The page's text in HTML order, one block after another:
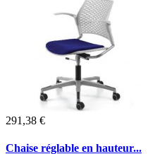
291,38 €
Chaise réglable en hauteur...